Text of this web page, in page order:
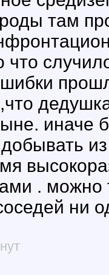
там
что
,что
. можно
ни